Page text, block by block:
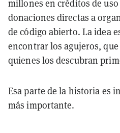
millones en créditos de
donaciones directas a
de código abierto. La idea
encontrar los agujeros,
quienes los descubran
Esa parte de la historia es
más importante.